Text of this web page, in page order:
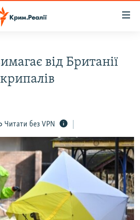
від Британії
Читати без VPN